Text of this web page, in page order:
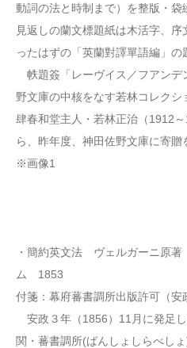
動詞の法と時制まで）を整版・
見返しの蘭文標題紙は木活字、
ったはずの「英蘭對譯單語編」の
帙題簽「レーヴイス／フアン
野文庫の中核をなす若林コレク
肆春和堂主人・若林正治（1912
ら、昨年度、神田佐野文庫に寄贈
※画像1
・簡約英文法 ヴェルガーニ原
ム 1853
付箋：幕府蕃書調所出版許可（安
安政３年（1856）11月に発足
関・蕃書調所(ばんしょしらべし